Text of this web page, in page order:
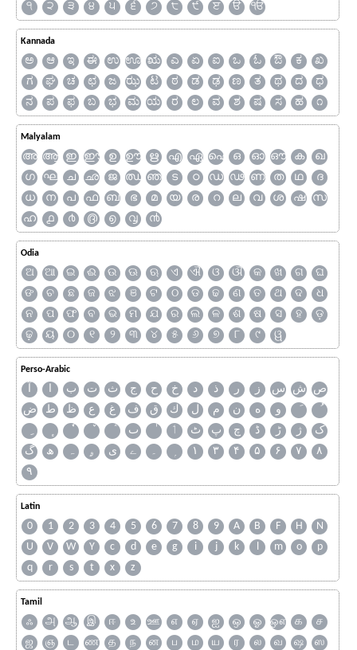
੧
੨ ੩ ੪ ੫ ੬ ੭ ੮ ੯ ੲ ੳ ੴ
Kannada
ಅ ಆ ಇ ಈ ಉ ಊ ಋ ಎ ಏ ಐ ಒ ಓ ಔ ಕ
ಖ
ಗ
ಘ ಚ ಛ ಜ ಝ ಟ ಠ ಡ ಢ ಣ ತ ಥ ದ
ಧ
ನ
ಪ ಫ ಬ ಭ ಮ ಯ ರ ಲ ವ ಶ ಷ ಸ ಹ ೧
Malyalam
അ ആ ഇ ഈ ഉ ഊ ഋ എ ഏ ഐ ഒ ഓ ഔ ക
ഖ
ഗ
ഘ ച ഛ ജ ഝ ഞ ട ഠ ഡ ഢ ണ ത ഥ
ദ
ധ
ന പ ഫ ബ ഭ മ യ ര റ ല വ ശ ഷ
സ
ഹ
൧ ൪ ൫ ൭ ൮ ൯
Odia
ଅ ଆ ଇ ଈ ଉ ଊ ଋ ଏ ଐ ଓ ଔ କ ଖ ଗ
ଘ
ଙ
ଚ ଛ ଜ ଝ ଞ ଟ ଠ ଡ ଢ ଣ ତ ଥ ଦ
ଧ
ନ
ପ ଫ ବ ଭ ମ ଯ ର ଲ ଳ ଶ ଷ ସ ହ
ଡ଼
ଢ଼
ୟ ୦ ୧ ୨ ୩ ୪ ୫ ୬ ୭ ୮ ୯ ୱ
Perso-Arabic
آ ا ب ت ث ج ح خ د ذ ر ز س ش ص
ض
ط ظ ع غ ف ق ك ل م ن ه
و
ٮ
ٲ ٹ پ چ ڈ ڑ ژ
ک
گ
ھ ہ ۄ ی ے ۔ ۱ ۳ ۴ ۵ ۶ ۷
۸
۹
Latin
0 1 2 3 4 5 6 7 8 9 A B F H
N
U
V W Y c d e g i j k l m o
p
q
r s t x z
Tamil
ஃ அ ஆ இ ஈ உ ஊ எ ஏ ஐ ஒ ஓ ஔ க
ச
ஜ
ஞ ட ண த ந ன ப ம ய ர ல வ ஷ
ஸ